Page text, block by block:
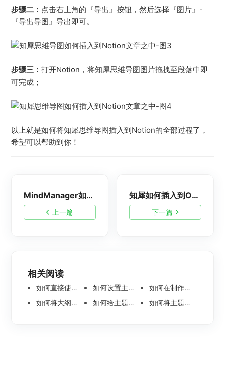
步骤二： 点击右上角的『导出』按钮，然后选择『图片』-
『导出导图』导出即可。
步骤三：打开Notion，将知犀思维导图图片拖拽至段落中即
可完成；
以上就是如何将知犀思维导图插入到Notion的全部过程了，
希望可以帮助到你！
上一篇
MindManager如何导入知犀中？
下一篇
知犀如何插入到Obsidian中？
相关阅读
如何直接使用语音输入节点内容呢 如何设置主题节点内的文本方向
如何在制作组织架构思维导图时添加旁支型架构
如何将大纲文件分页导出？
如何给主题节点插入一个标注？ 如何将主题节点中的图片一键转为思维导图？